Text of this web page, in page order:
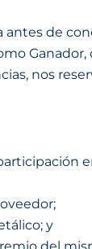
antes de
nos
y